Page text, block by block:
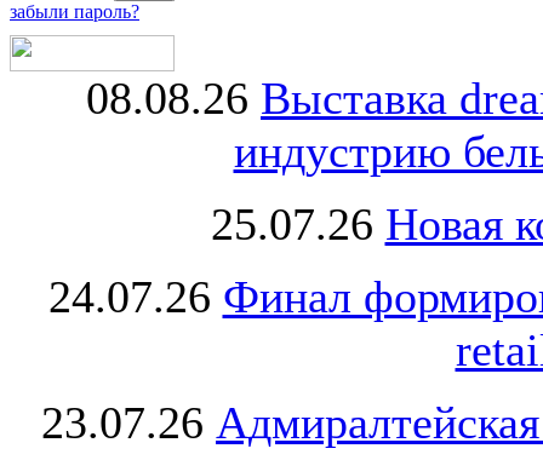
забыли пароль?
08.08.26 Выставка
индустрию
25.07.26 Новая
24.07.26 Финал
23.07.26